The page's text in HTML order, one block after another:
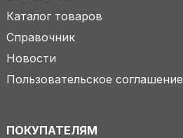
Каталог товаров
Справочник
Новости
Пользовательское соглашение
ПОКУПАТЕЛЯМ